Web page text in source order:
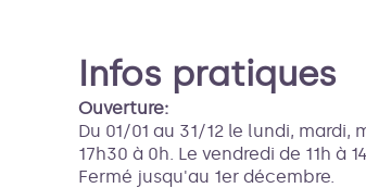
Infos pratiques
Ouverture:
Du 01/01 au 31/12 le lundi, mardi,
17h30 à 0h. Le vendredi de 11h à
Fermé jusqu'au 1er décembre.